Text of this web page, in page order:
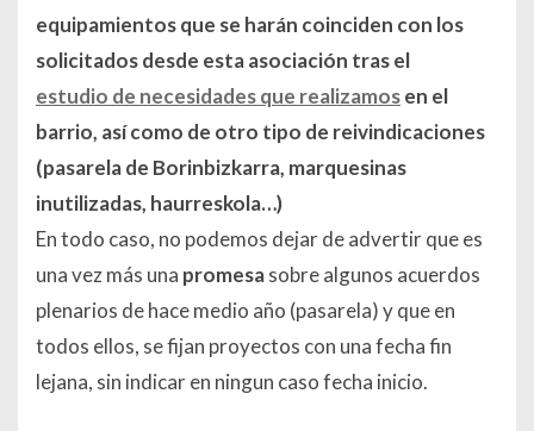
equipamientos que se harán coinciden con los
solicitados desde esta asociación tras el
estudio de necesidades que realizamosen el
barrio, así como de otro tipo de reivindicaciones
(pasarela de Borinbizkarra, marquesinas
inutilizadas, haurreskola…)
En todo caso, no podemos dejar de advertir que es
una vez más una promesasobre algunos acuerdos
plenarios de hace medio año (pasarela) y que en
todos ellos, se fijan proyectos con una fecha fin
lejana, sin indicar en ningun caso fecha inicio.